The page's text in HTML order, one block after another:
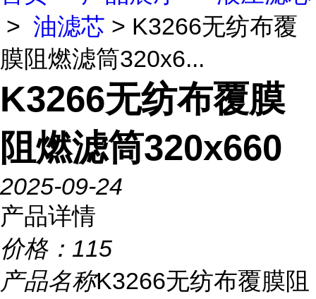
> 油滤芯 > K3266无纺布覆
膜阻燃滤筒320x6...
K3266无纺布覆膜
阻燃滤筒320x660
2025-09-24
产品详情
价格： 115
产品名称K3266无纺布覆膜阻